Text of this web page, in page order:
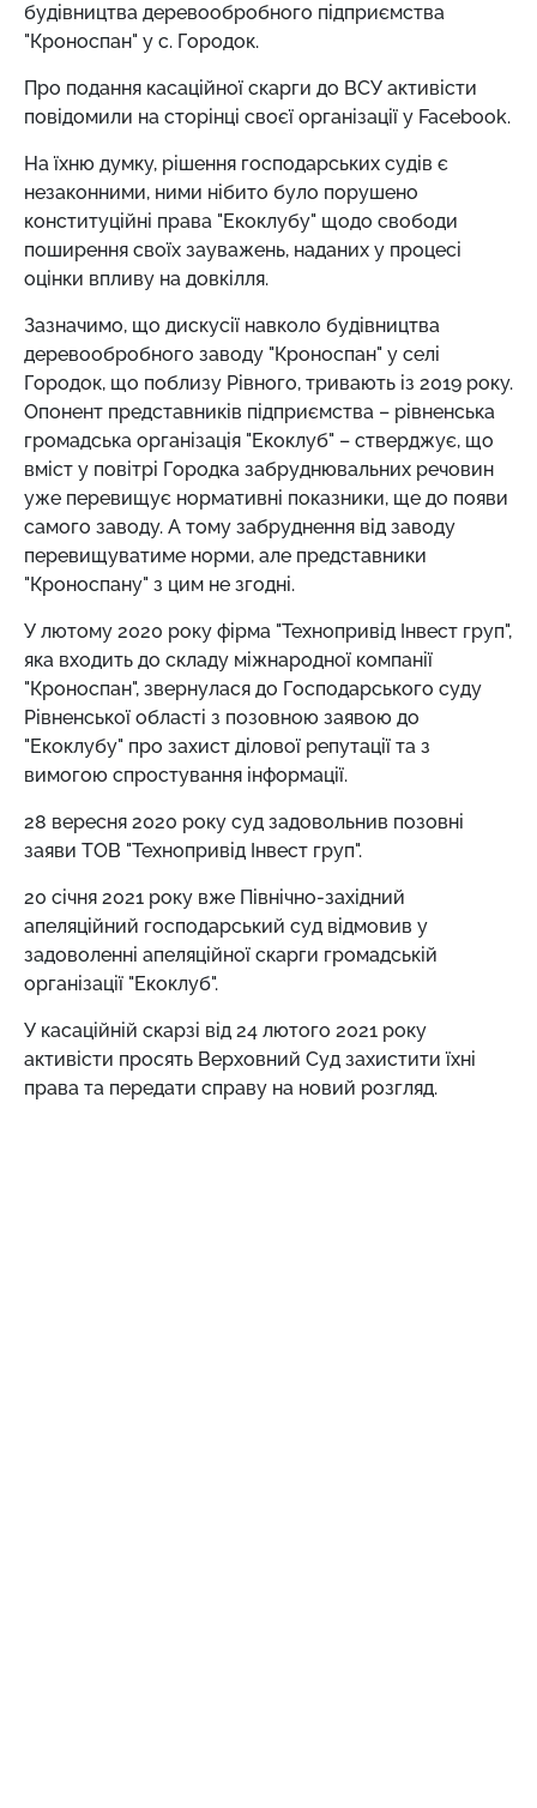
будівництва деревообробного підприємства
"Кроноспан" у с. Городок.
Про подання касаційної скарги до ВСУ активісти
повідомили на сторінці своєї організації у Facebook.
На їхню думку, рішення господарських судів є
незаконними, ними нібито було порушено
конституційні права "Екоклубу" щодо свободи
поширення своїх зауважень, наданих у процесі
оцінки впливу на довкілля.
Зазначимо, що дискусії навколо будівництва
деревообробного заводу "Кроноспан" у селі
Городок, що поблизу Рівного, тривають із 2019 року.
Опонент представників підприємства – рівненська
громадська організація "Екоклуб" – стверджує, що
вміст у повітрі Городка забруднювальних речовин
уже перевищує нормативні показники, ще до появи
самого заводу. А тому забруднення від заводу
перевищуватиме норми, але представники
"Кроноспану" з цим не згодні.
У лютому 2020 року фірма "Технопривід Інвест груп",
яка входить до складу міжнародної компанії
"Кроноспан", звернулася до Господарського суду
Рівненської області з позовною заявою до
"Екоклубу" про захист ділової репутації та з
вимогою спростування інформації.
28 вересня 2020 року суд задовольнив позовні
заяви ТОВ "Технопривід Інвест груп".
20 січня 2021 року вже Північно-західний
апеляційний господарський суд відмовив у
задоволенні апеляційної скарги громадській
організації "Екоклуб".
У касаційній скарзі від 24 лютого 2021 року
активісти просять Верховний Суд захистити їхні
права та передати справу на новий розгляд.